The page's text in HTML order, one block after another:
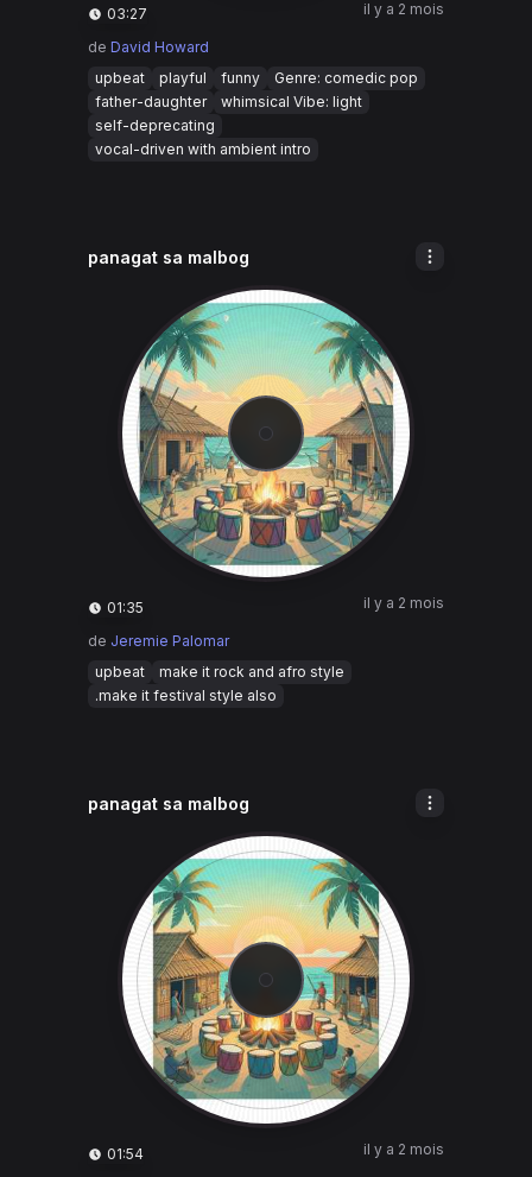
03:27 il y a 2 mois
de David Howard
upbeat
playful funny
Genre: comedic pop
father-daughter
whimsical Vibe: light
self-deprecating
vocal-driven with ambient intro
panagat sa malbog
01:35 il y a 2 mois
de Jeremie Palomar
upbeat
make it rock and afro style
.make it festival style also
panagat sa malbog
01:54 il y a 2 mois